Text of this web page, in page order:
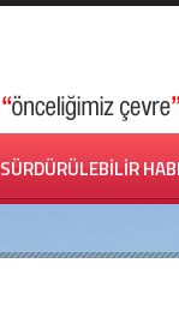
SÜRDÜRÜLEBİLİR